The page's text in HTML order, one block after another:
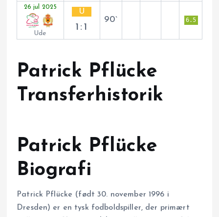
26 jul 2025
Ude
U
1:1
90` 6.5
Patrick Pflücke
Transferhistorik
Patrick Pflücke
Biografi
Patrick Pflücke (født 30. november 1996 i
Dresden) er en tysk fodboldspiller, der primært